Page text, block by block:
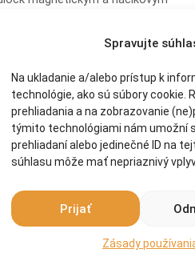
Spravujte
Na ukladanie a/alebo prístup k
technológie, ako sú súbory cookie.
prehliadania a na zobrazovanie
týmito technológiami nám umožní
prehliadaní alebo jedinečné ID na
súhlasu môže mať nepriaznivý
Prijať
Zásady